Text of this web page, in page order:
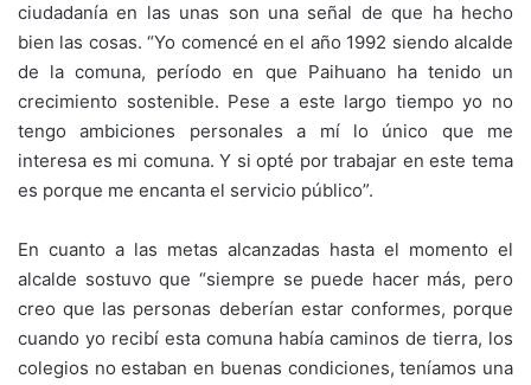
ciudadanía en las unas son una señal de que ha hecho
bien las cosas. “Yo comencé en el año 1992 siendo alcalde
de la comuna, período en que Paihuano ha tenido un
crecimiento sostenible. Pese a este largo tiempo yo no
tengo ambiciones personales a mí lo único que me
interesa es mi comuna. Y si opté por trabajar en este tema
es porque me encanta el servicio público”.
En cuanto a las metas alcanzadas hasta el momento el
alcalde sostuvo que “siempre se puede hacer más, pero
creo que las personas deberían estar conformes, porque
cuando yo recibí esta comuna había caminos de tierra, los
colegios no estaban en buenas condiciones, teníamos una